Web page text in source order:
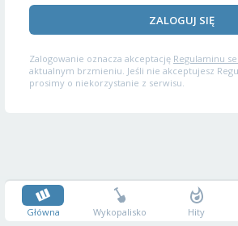
ZALOGUJ SIĘ
Zalogowanie oznacza akceptację Regulaminu
aktualnym brzmieniu. Jeśli nie akceptujesz
prosimy o niekorzystanie z serwisu.
Główna Wykopalisko Hity